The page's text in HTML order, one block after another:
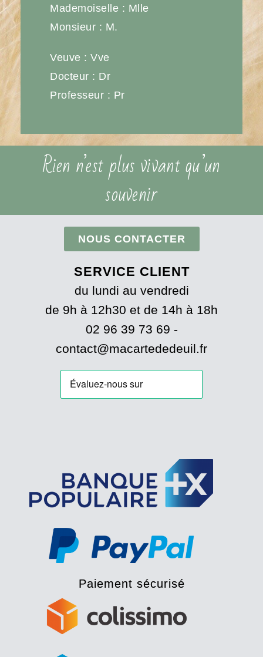
Mademoiselle : Mlle
Monsieur : M.
Veuve : Vve
Docteur : Dr
Professeur : Pr
Rien n’est plus vivant qu’un
souvenir
NOUS CONTACTER
SERVICE CLIENT
du lundi au vendredi
de 9h à 12h30 et de 14h à 18h
02 96 39 73 69 -
contact@macartededeuil.fr
Paiement sécurisé